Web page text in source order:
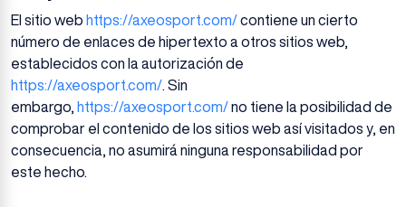
El sitio web https://axeosport.com/contiene un cierto
número de enlaces de hipertexto a otros sitios web,
establecidos con la autorización de
https://axeosport.com/ . Sin
embargo, https://axeosport.com/no tiene la posibilidad de
comprobar el contenido de los sitios web así visitados y, en
consecuencia, no asumirá ninguna responsabilidad por
este hecho.